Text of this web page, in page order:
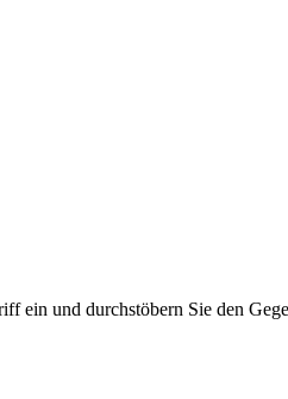
ein und durchstöbern Sie den